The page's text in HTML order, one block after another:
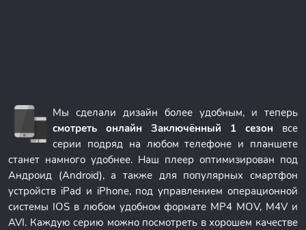
Мы сделали дизайн более удобным, и теперь
смотреть онлайн Заключённый 1 сезон все
серии подряд на любом телефоне и планшете
станет намного удобнее. Наш плеер оптимизирован под
Андроид (Android), а также для популярных смартфон
устройств iPad и iPhone, под управлением операционной
системы IOS в любом удобном формате MP4 MOV, M4V и
AVI. Каждую серию можно посмотреть в хорошем качестве